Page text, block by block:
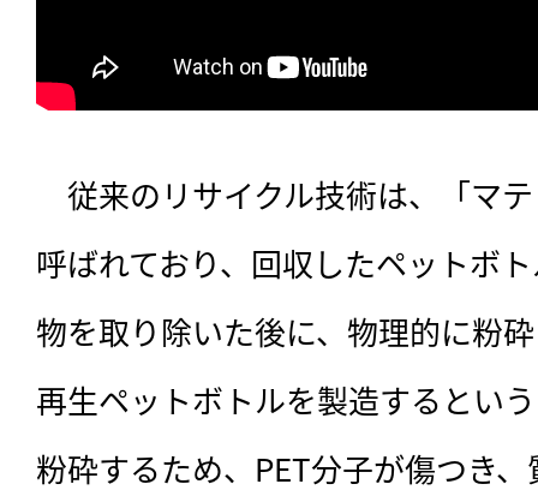
従来のリサイクル技術は、「マ
呼ばれており、回収したペットボ
物を取り除いた後に、物理的に粉
再生ペットボトルを製造するとい
粉砕するため、PET分子が傷つき